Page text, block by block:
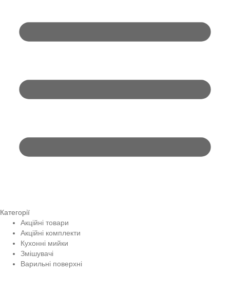
Категорії
Акційні товари
Акційні комплекти
Кухонні мийки
Змішувачі
Варильні поверхні